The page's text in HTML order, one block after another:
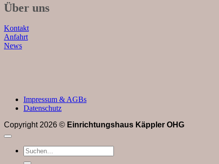
Über uns
Kontakt
Anfahrt
News
Impressum & AGBs
Datenschutz
Copyright 2026 © Einrichtungshaus Käppler OHG
Suchen
nach: